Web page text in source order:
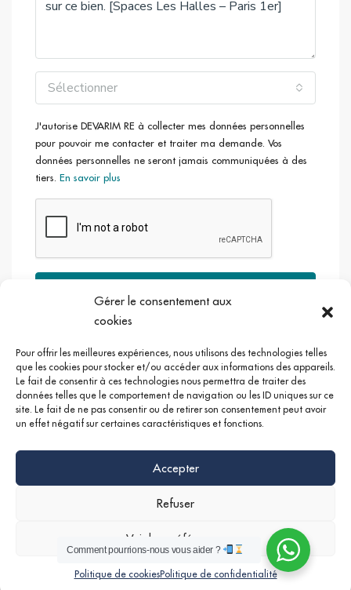
Gérer le consentement aux
cookies
Pour offrir les meilleures expériences, nous utilisons des technologies telles
que les cookies pour stocker et/ou accéder aux informations des appareils.
Le fait de consentir à ces technologies nous permettra de traiter des
données telles que le comportement de navigation ou les ID uniques sur ce
site. Le fait de ne pas consentir ou de retirer son consentement peut avoir
un effet négatif sur certaines caractéristiques et fonctions.
Accepter
Refuser
Voir les préférences
Politique de cookiesPolitique de confidentialité
Sélectionner
J'autorise DEVARIM RE à collecter mes données personnelles
pour pouvoir me contacter et traiter ma demande. Vos
données personnelles ne seront jamais communiquées à des
tiers. En savoir plus
Google + Linkedin Instagram
Politique de confidentialités
Nathan SERRUYA
Comment pourrions-nous vous aider ?